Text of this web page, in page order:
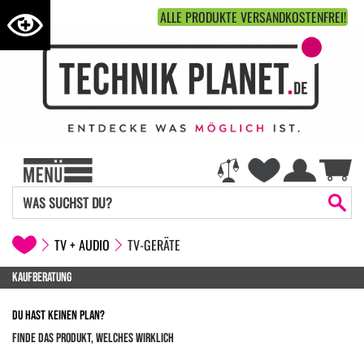
ALLE PRODUKTE VERSANDKOSTENFREI!
TV + AUDIO TV-GERÄTE
KAUFBERATUNG
DU HAST KEINEN PLAN?
FINDE DAS PRODUKT, WELCHES WIRKLICH